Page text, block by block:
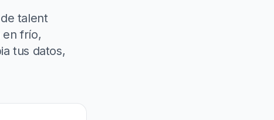
talent
en frío,
tus datos,